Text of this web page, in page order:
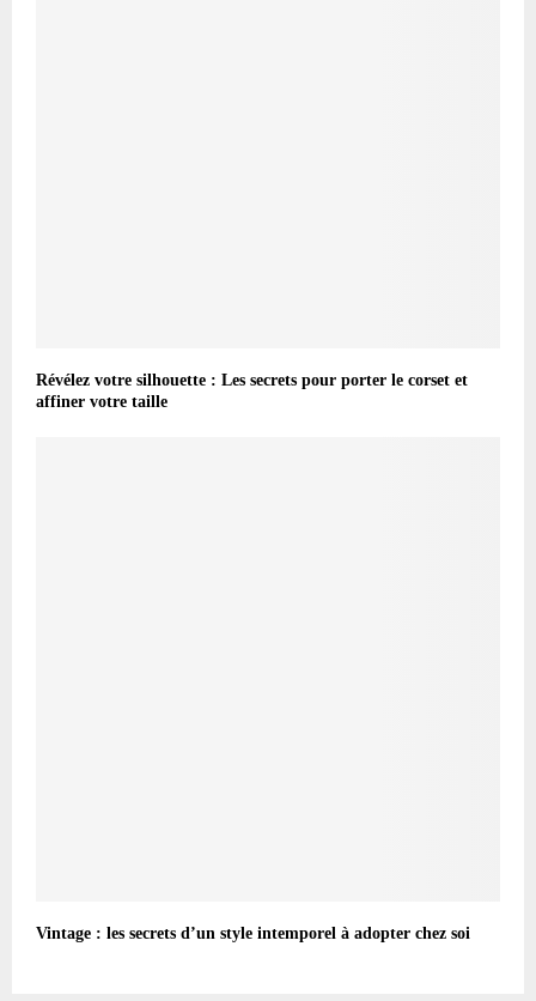
Révélez votre silhouette : Les secrets pour porter le corset et
affiner votre taille
Vintage : les secrets d’un style intemporel à adopter chez soi